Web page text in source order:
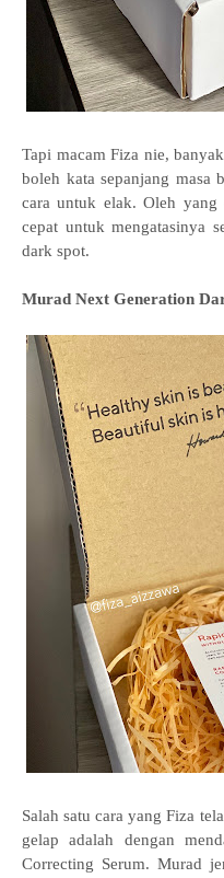
Tapi macam Fiza nie,
boleh kata sepanjang masa
cara untuk elak. Oleh yang
cepat untuk mengatasinya
dark spot.
Murad Next Generation
Salah satu cara yang Fiza
gelap adalah dengan
Correcting Serum. Murad